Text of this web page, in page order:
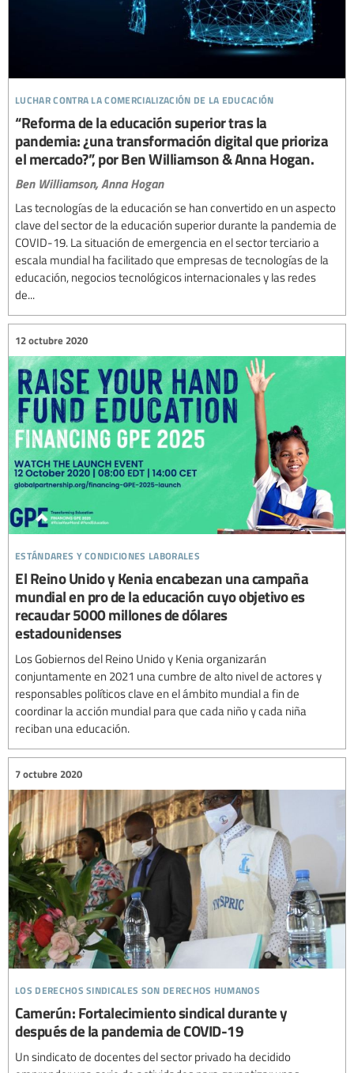
luchar contra la comercialización de la educación
“Reforma de la educación superior tras la
pandemia: ¿una transformación digital que prioriza
el mercado?”, por Ben Williamson & Anna Hogan.
Ben Williamson,Anna Hogan
Las tecnologías de la educación se han convertido en un aspecto
clave del sector de la educación superior durante la pandemia de
COVID-19. La situación de emergencia en el sector terciario a
escala mundial ha facilitado que empresas de tecnologías de la
educación, negocios tecnológicos internacionales y las redes
de...
estándares y condiciones laborales
12 octubre 2020
El Reino Unido y Kenia encabezan una campaña
mundial en pro de la educación cuyo objetivo es
recaudar 5000 millones de dólares
estadounidenses
Los Gobiernos del Reino Unido y Kenia organizarán
conjuntamente en 2021 una cumbre de alto nivel de actores y
responsables políticos clave en el ámbito mundial a fin de
coordinar la acción mundial para que cada niño y cada niña
reciban una educación.
los derechos sindicales son derechos humanos
7 octubre 2020
Camerún: Fortalecimiento sindical durante y
después de la pandemia de COVID-19
Un sindicato de docentes del sector privado ha decidido